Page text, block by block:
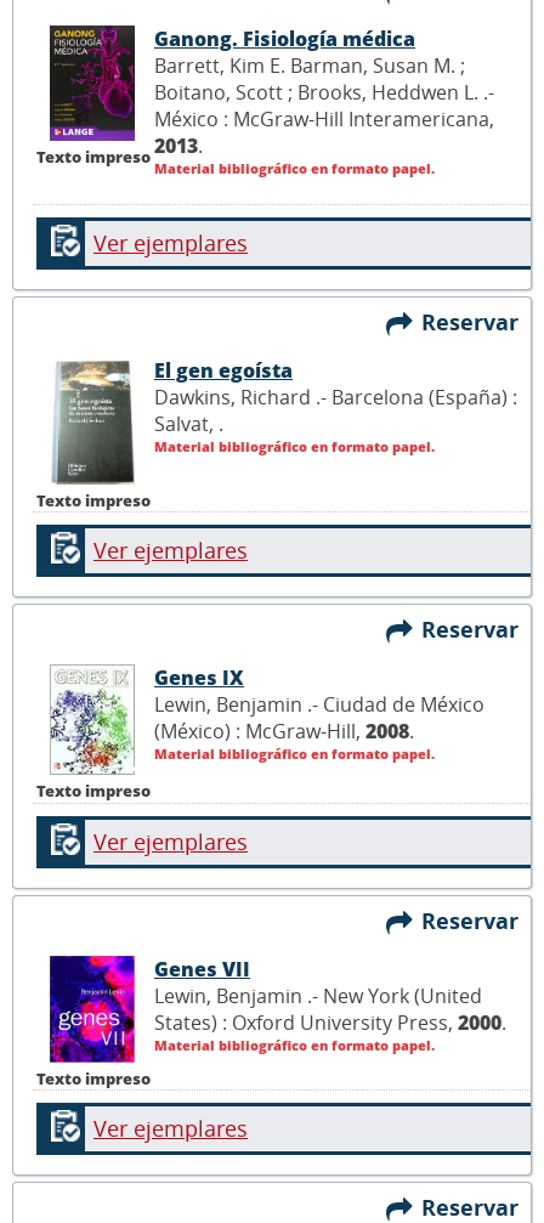
Texto impreso
Ganong. Fisiología médica
Barrett, Kim E. Barman, Susan M. ;
Boitano, Scott ; Brooks, Heddwen L. .-
México : McGraw-Hill Interamericana,
2013.
Material bibliográfico en formato papel.
Ver ejemplares
Reservar
Texto impreso
El gen egoísta
Dawkins, Richard .- Barcelona (España) :
Salvat, .
Material bibliográfico en formato papel.
Ver ejemplares
Reservar
Texto impreso
Genes IX
Lewin, Benjamin .- Ciudad de México
(México) : McGraw-Hill, 2008.
Material bibliográfico en formato papel.
Ver ejemplares
Reservar
Texto impreso
Genes VII
Lewin, Benjamin .- New York (United
States) : Oxford University Press, 2000.
Material bibliográfico en formato papel.
Ver ejemplares
Reservar